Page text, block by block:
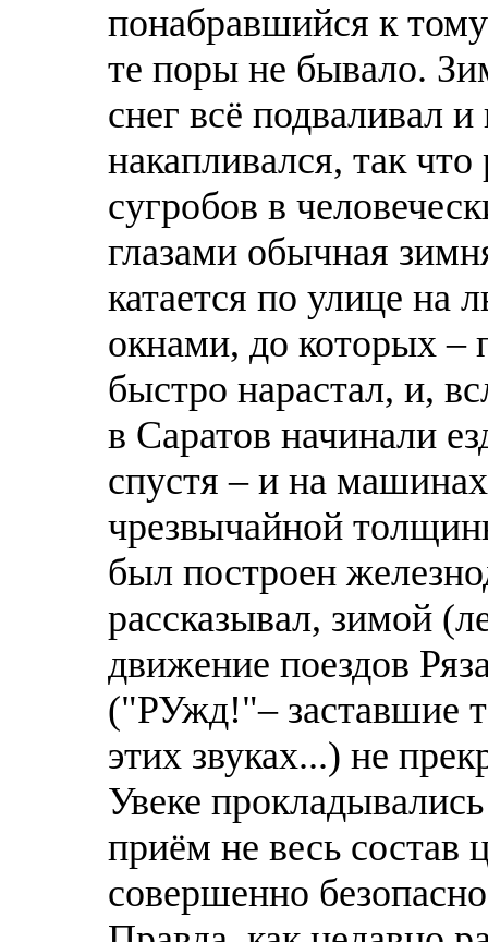
понабравшийся к тому
тe поры не бывало.
снег всё подваливал
накапливался, так
сугробов в
глазами обычная
катается по улице
окнами, до которых –
быстро нарастал, и,
в Саратов начинали
спустя – и на
чрезвычайной
был построен
рассказывал, зимой
движение поездов
("РУжд!"– заставшие
этих звуках...) не
Увеке
приём не весь состав
совершенно